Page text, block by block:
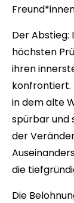
Der Abstieg:
höchsten
ihren
konfrontiert.
in dem alte
spürbar und
der
die
Die